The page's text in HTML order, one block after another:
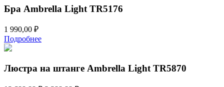
540,00 ₽.
Бра Ambrella Light TR5176
1 990,00 ₽
Подробнее
Люстра на штанге Ambrella Light TR5870